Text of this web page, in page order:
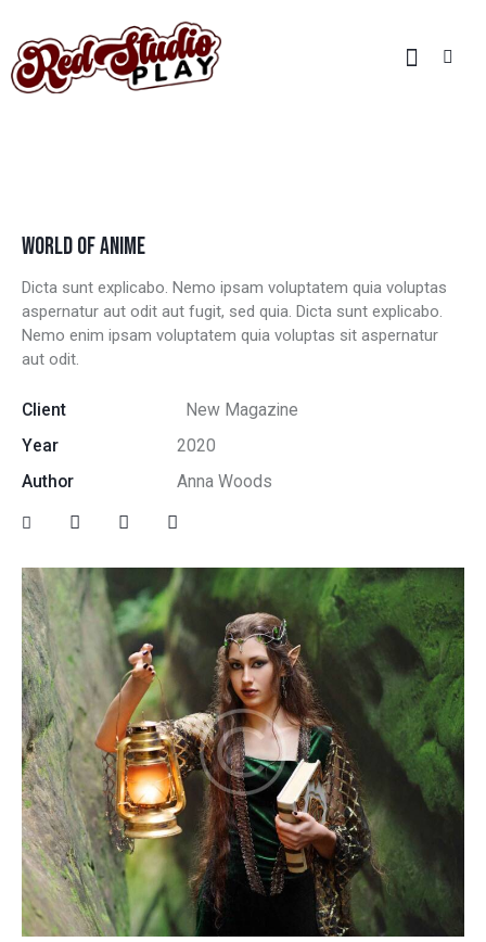
WORLD OF ANIME
Dicta sunt explicabo. Nemo ipsam voluptatem quia voluptas
aspernatur aut odit aut fugit, sed quia. Dicta sunt explicabo.
Nemo enim ipsam voluptatem quia voluptas sit aspernatur
aut odit.
Client
New Magazine
Year
2020
Author
Anna Woods